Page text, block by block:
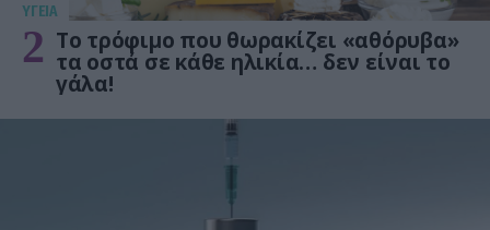
ΥΓΕΙΑ
2 Το τρόφιμο που θωρακίζει «αθόρυβα»
τα οστά σε κάθε ηλικία… δεν είναι το
γάλα!